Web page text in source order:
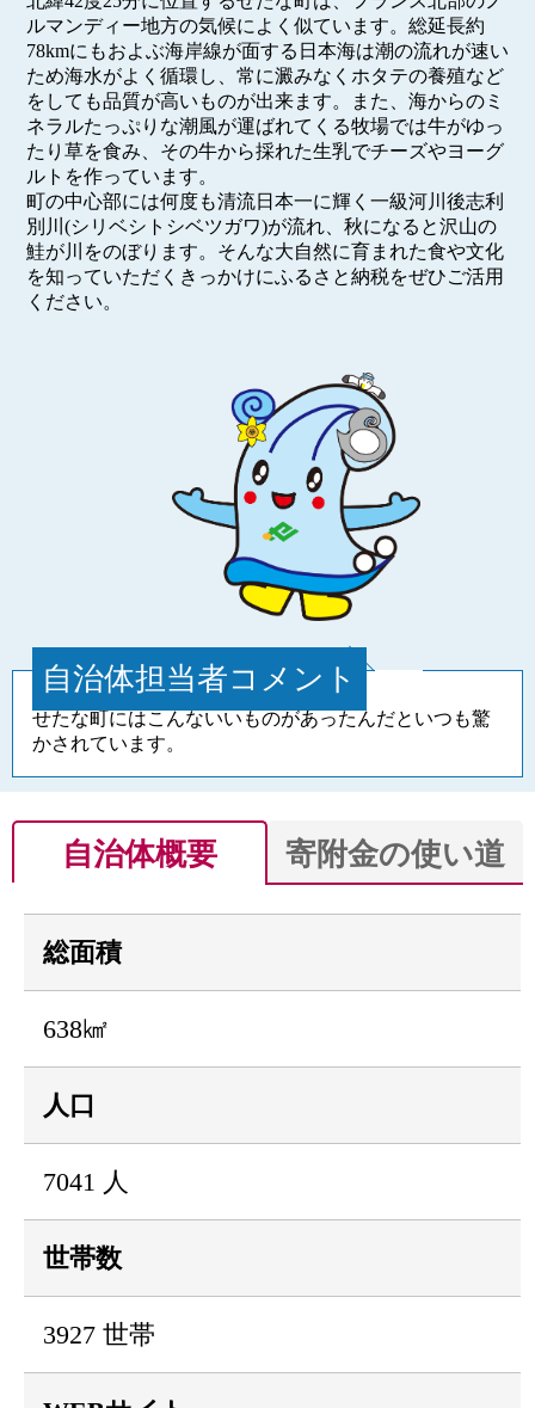
ルマンディー地方の気候によく似ています。総延長約
78kmにもおよぶ海岸線が面する日本海は潮の流れが速い
ため海水がよく循環し、常に澱みなくホタテの養殖など
をしても品質が高いものが出来ます。また、海からのミ
ネラルたっぷりな潮風が運ばれてくる牧場では牛がゆっ
たり草を食み、その牛から採れた生乳でチーズやヨーグ
ルトを作っています。
町の中心部には何度も清流日本一に輝く一級河川後志利
別川(シリベシトシベツガワ)が流れ、秋になると沢山の
鮭が川をのぼります。そんな大自然に育まれた食や文化
を知っていただくきっかけにふるさと納税をぜひご活用
ください。
自治体担当者コメント
せたな町にはこんないいものがあったんだといつも驚
かされています。
自治体概要
総面積
638㎢
人口
7041 人
世帯数
3927 世帯
寄附金の使い道